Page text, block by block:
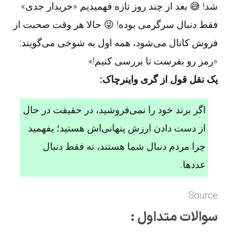
شد! 😅 بعد از چند روز تازه فهمیدیم «خریدار جدی»
فقط دنبال سرگرمی بوده! 😜 حالا هر وقت صحبت از
فروش کانال می‌شود، همه اول به شوخی می‌گویند:
«رمز رو بفرست تا بررسی کنیم!»
یک نقل قول از گری واینرچاک:
اگر برند خود را نمی‌فروشید، در حقیقت در حال
از دست دادن ارزش پنهانی‌اش هستید؛ بفهمید
چرا مردم دنبال شما هستند، نه فقط دنبال
عددها.
Source
سوالات متداول :